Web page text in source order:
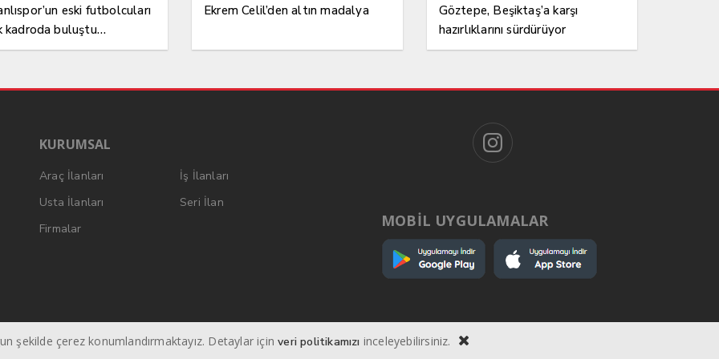
eski futbolcuları
kadroda buluştu…
Ekrem Celil’den altın madalya
Göztepe, Beşiktaş’a karşı
hazırlıklarını sürdürüyor
KURUMSAL
Araç İlanları
İş İlanları
Usta İlanları
Seri İlan
Firmalar
MOBİL UYGULAMALAR
şekilde çerez konumlandırmaktayız. Detaylar içinveri politikamızı inceleyebilirsiniz.